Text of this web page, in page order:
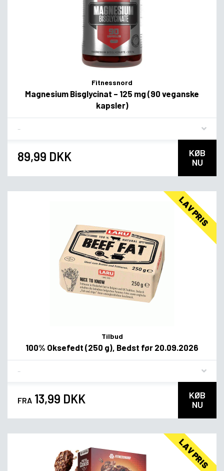
Fitnessnord
Magnesium Bisglycinat – 125 mg (90 veganske
kapsler)
89,99 DKK
KØB
NU
LAV PRIS
Tilbud
100% Oksefedt (250 g), Bedst før 20.09.2026
FRA 13,99 DKK
KØB
NU
LAV PRIS